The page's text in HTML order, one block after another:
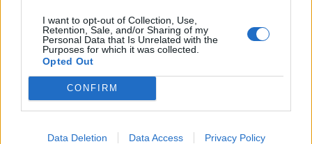
I want to opt-out of Collection, Use,
Retention, Sale, and/or Sharing of my
Personal Data that Is Unrelated with the
Purposes for which it was collected.
Opted Out
CONFIRM
Data Deletion Data Access Privacy Policy
Caffè·Caffettiere
Isotta:Buona Domenica
24 Maggio alle ore 07:54